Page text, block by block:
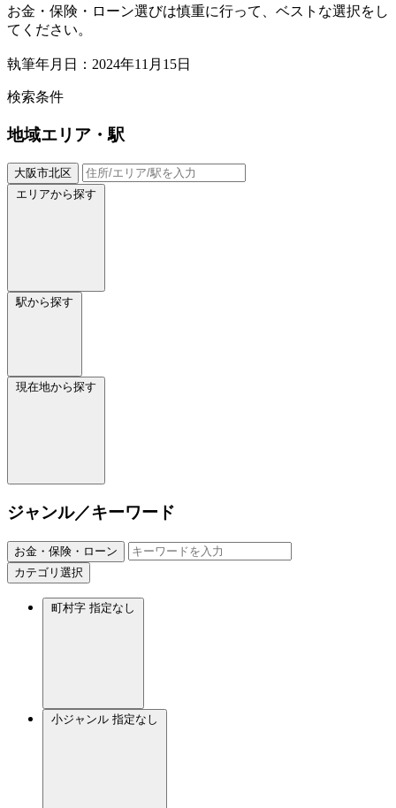
お金・保険・ローン選びは慎重に行って、ベストな選択をし
てください。
執筆年月日：2024年11月15日
検索条件
地域エリア・駅
大阪市北区
エリアから探す
駅から探す
現在地から探す
ジャンル／キーワード
お金・保険・ローン
カテゴリ選択
町村字 指定なし
小ジャンル 指定なし